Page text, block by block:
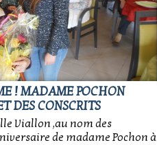
! MADAME POCHON
DES CONSCRITS
Viallon ,au nom des
de madame Pochon à